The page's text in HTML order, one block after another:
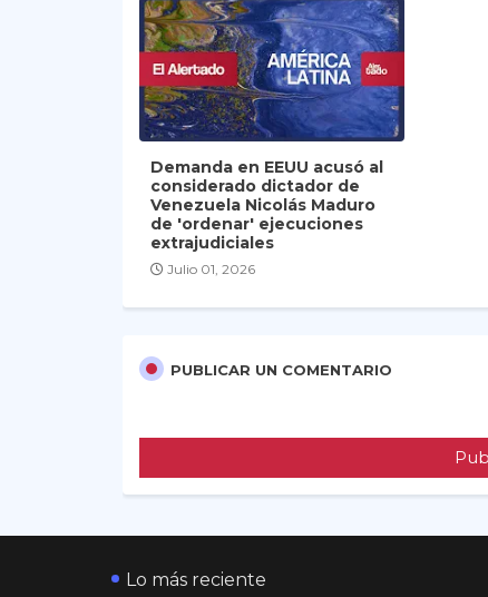
Demanda en EEUU acusó al
considerado dictador de
Venezuela Nicolás Maduro
de 'ordenar' ejecuciones
extrajudiciales
Julio 01, 2026
PUBLICAR UN COMENTARIO
Lo más reciente